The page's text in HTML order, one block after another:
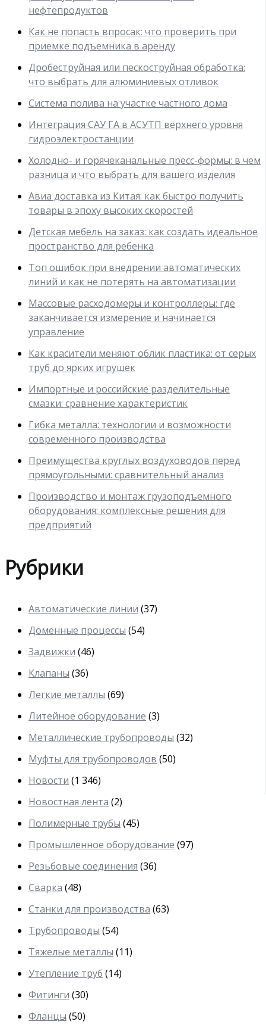
нефтепродуктов
Как не попасть впросак: что проверить при
приемке подъемника в аренду
Дробеструйная или пескоструйная обработка:
что выбрать для алюминиевых отливок
Система полива на участке частного дома
Интеграция САУ ГА в АСУТП верхнего уровня
гидроэлектростанции
Холодно- и горячеканальные пресс-формы: в чем
разница и что выбрать для вашего изделия
Авиа доставка из Китая: как быстро получить
товары в эпоху высоких скоростей
Детская мебель на заказ: как создать идеальное
пространство для ребенка
Топ ошибок при внедрении автоматических
линий и как не потерять на автоматизации
Массовые расходомеры и контроллеры: где
заканчивается измерение и начинается
управление
Как красители меняют облик пластика: от серых
труб до ярких игрушек
Импортные и российские разделительные
смазки: сравнение характеристик
Гибка металла: технологии и возможности
современного производства
Преимущества круглых воздуховодов перед
прямоугольными: сравнительный анализ
Производство и монтаж грузоподъемного
оборудования: комплексные решения для
предприятий
Рубрики
Автоматические линии (37)
Доменные процессы (54)
Задвижки (46)
Клапаны (36)
Легкие металлы (69)
Литейное оборудование (3)
Металлические трубопроводы (32)
Муфты для трубопроводов (50)
Новости (1 346)
Новостная лента (2)
Полимерные трубы (45)
Промышленное оборудование (97)
Резьбовые соединения (36)
Сварка (48)
Станки для производства (63)
Трубопроводы (54)
Тяжелые металлы (11)
Утепление труб (14)
Фитинги (30)
Фланцы (50)